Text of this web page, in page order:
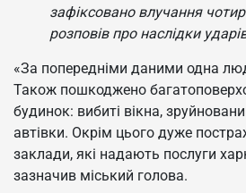
зафіксовано влучання
розповів про наслідки
«За попередніми даними одна
Також пошкоджено
будинок: вибиті вікна,
автівки. Окрім цього дуже
заклади, які надають послуги
зазначив міський голова.